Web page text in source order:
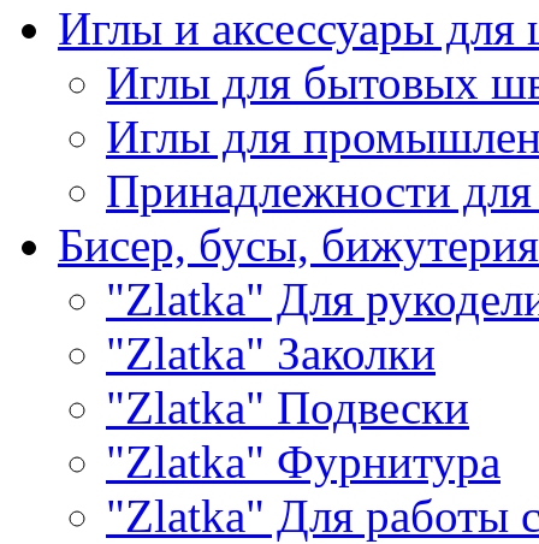
Иглы и аксессуары
Иглы для бытовых
Иглы для
Принадлежности
Бисер, бусы, бижутерия
"Zlatka" Для
"Zlatka" Заколки
"Zlatka" Подвески
"Zlatka" Фурнитура
"Zlatka" Для работы